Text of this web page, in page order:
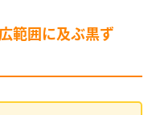
範囲に及ぶ黒ず